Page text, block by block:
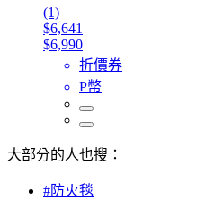
(1)
$6,641
$6,990
折價券
P幣
大部分的人也搜：
#防火毯